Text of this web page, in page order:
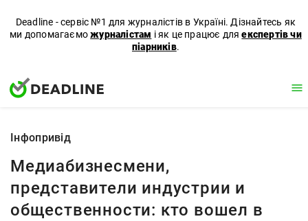
Deadline - сервіс №1 для журналістів в Україні. Дізнайтесь як
ми допомагаєможурналістам і як це працює дляекспертів чи
піарників.
Iнфопривід
Медиабизнесмени,
представители индустрии и
общественности: кто вошел в